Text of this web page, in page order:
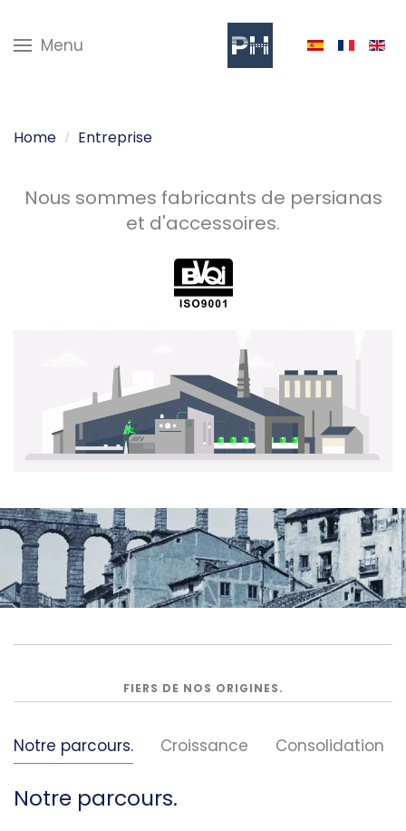
Menu
Home Entreprise
Nous sommes fabricants de persianas
et d'accessoires.
FIERS DE NOS ORIGINES.
Notre parcours. Croissance Consolidation
Notre parcours.